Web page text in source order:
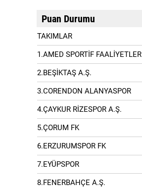
Puan Durumu
TAKIMLAR
1.AMED SPORTİF FAALİYETLER
2.BEŞİKTAŞ A.Ş.
3.CORENDON ALANYASPOR
4.ÇAYKUR RİZESPOR A.Ş.
5.ÇORUM FK
6.ERZURUMSPOR FK
7.EYÜPSPOR
8.FENERBAHÇE A.Ş.